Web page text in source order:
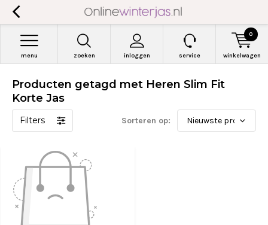
zoeken inloggen
menu service winkelwagen
0
Producten getagd met Heren Slim Fit
Korte Jas
Filters Sorteren op: